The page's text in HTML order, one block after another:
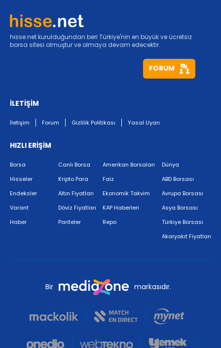
hisse.net kurulduğundan beri Türkiye'nin en büyük ve ücretsiz
borsa sitesi olmuştur ve olmaya devam edecektir.
FORUM
İLETİŞİM
İletişim Forum Gizlilik Politikası Yasal Uyarı
HIZLI ERİŞİM
Borsa
Hisseler
Endeksler
Varant
Haber
Canlı Borsa
Kripto Para
Altın Fiyatları
Döviz Fiyatları
Pariteler
Amerikan Borsaları
Faiz
Ekonomik Takvim
KAP Haberleri
Repo
Dünya
ABD Borsası
Avrupa Borsası
Asya Borsası
Türkiye Borsası
Akaryakıt Fiyatları
Bir markasıdır.